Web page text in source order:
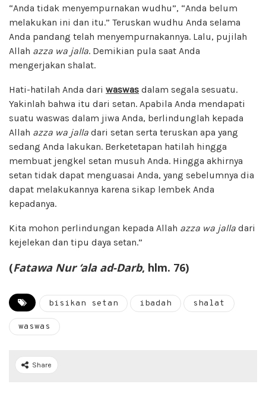
“Anda tidak menyempurnakan wudhu”, “Anda belum
melakukan ini dan itu.” Teruskan wudhu Anda selama
Anda pandang telah menyempurnakannya. Lalu, pujilah
Allah azza wa jalla. Demikian pula saat Anda
mengerjakan shalat.
Hati-hatilah Anda dari waswas dalam segala sesuatu.
Yakinlah bahwa itu dari setan. Apabila Anda mendapati
suatu waswas dalam jiwa Anda, berlindunglah kepada
Allah azza wa jalla dari setan serta teruskan apa yang
sedang Anda lakukan. Berketetapan hatilah hingga
membuat jengkel setan musuh Anda. Hingga akhirnya
setan tidak dapat menguasai Anda, yang sebelumnya dia
dapat melakukannya karena sikap lembek Anda
kepadanya.
Kita mohon perlindungan kepada Allah azza wa jalla dari
kejelekan dan tipu daya setan.”
(Fatawa Nur ‘ala ad-Darb, hlm. 76)
bisikan setan ibadah shalat
waswas
Share